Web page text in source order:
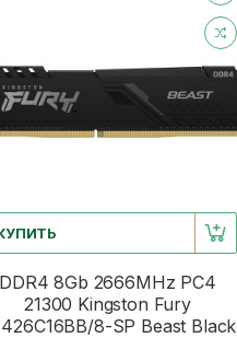
DDR4 8Gb 2666MHz PC4
21300 Kingston Fury
8-SP Beast Black